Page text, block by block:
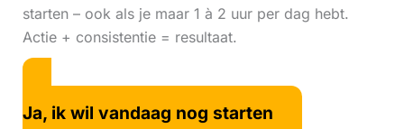
starten – ook als je maar 1 à 2 uur per dag hebt.
Actie + consistentie = resultaat.
Ja, ik wil vandaag nog starten